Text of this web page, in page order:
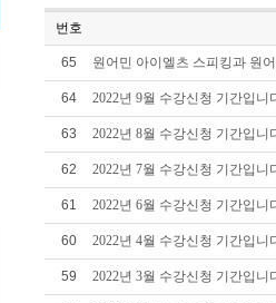
번호
65 원어민 아이엘츠 스피킹과 원
64 2022년 9월 수강신청 기간입니
63 2022년 8월 수강신청 기간입니
62 2022년 7월 수강신청 기간입니
61 2022년 6월 수강신청 기간입니
60 2022년 4월 수강신청 기간입니
59 2022년 3월 수강신청 기간입니